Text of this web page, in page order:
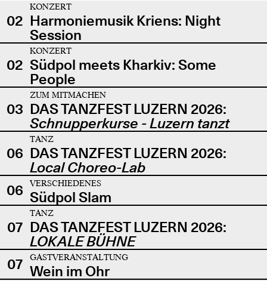
02
KONZERT
Harmoniemusik Kriens: Night
Session
02
KONZERT
Südpol meets Kharkiv: Some
People
03
ZUM MITMACHEN
DAS TANZFEST LUZERN 2026:
Schnupperkurse - Luzern tanzt
06
TANZ
DAS TANZFEST LUZERN 2026:
Local Choreo-Lab
06
VERSCHIEDENES
Südpol Slam
07
TANZ
DAS TANZFEST LUZERN 2026:
LOKALE BÜHNE
07
GASTVERANSTALTUNG
Wein im Ohr